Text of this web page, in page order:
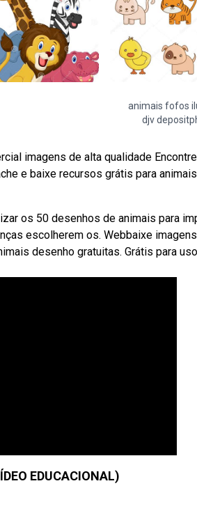
animais fofos
djv
imagens de alta qualidade
e baixe recursos grátis para
os 50 desenhos de animais para
escolherem os. Webbaixe
desenho gratuitas. Grátis para
EDUCACIONAL)